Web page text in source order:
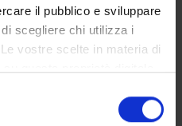
il pubblico e sviluppare
scegliere chi utilizza i
vostre scelte in materia di
consenso in qualsiasi